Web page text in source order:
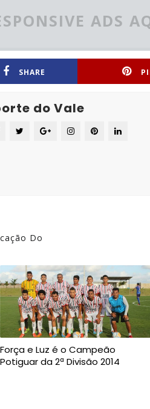
ADS
SHARE
do Vale
Do
Força e Luz é o Campeão
Potiguar da 2ª Divisão 2014